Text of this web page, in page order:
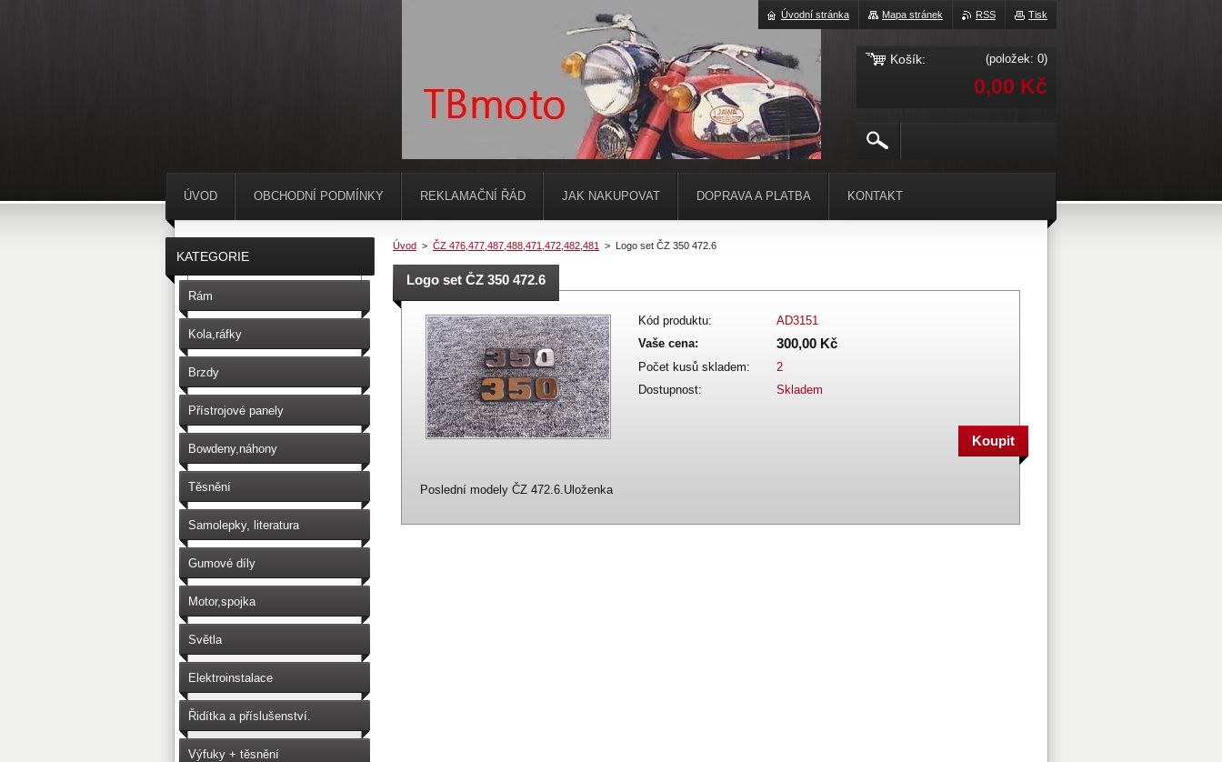
Úvod > ČZ 476,477,487,488,471,472,482,481 > Logo set ČZ 350 472.6
Logo set ČZ 350 472.6
Kód produktu:
AD3151
Vaše cena:
300,00 Kč
Počet kusů skladem:
2
Dostupnost:
Skladem
Poslední modely ČZ 472.6.Uloženka
KATEGORIE
Rám
Kola,ráfky
Brzdy
Přístrojové panely
Bowdeny,náhony
Těsnění
Samolepky, literatura
Gumové díly
Motor,spojka
Světla
Elektroinstalace
Řidítka a příslušenství.
Výfuky + těsnění
ÚVOD OBCHODNÍ PODMÍNKY REKLAMAČNÍ ŘÁD JAK NAKUPOVAT DOPRAVA A PLATBA KONTAKT
Tisk
RSS
Mapa stránek
Úvodní stránka
Košík: (položek: 0)
0,00 Kč